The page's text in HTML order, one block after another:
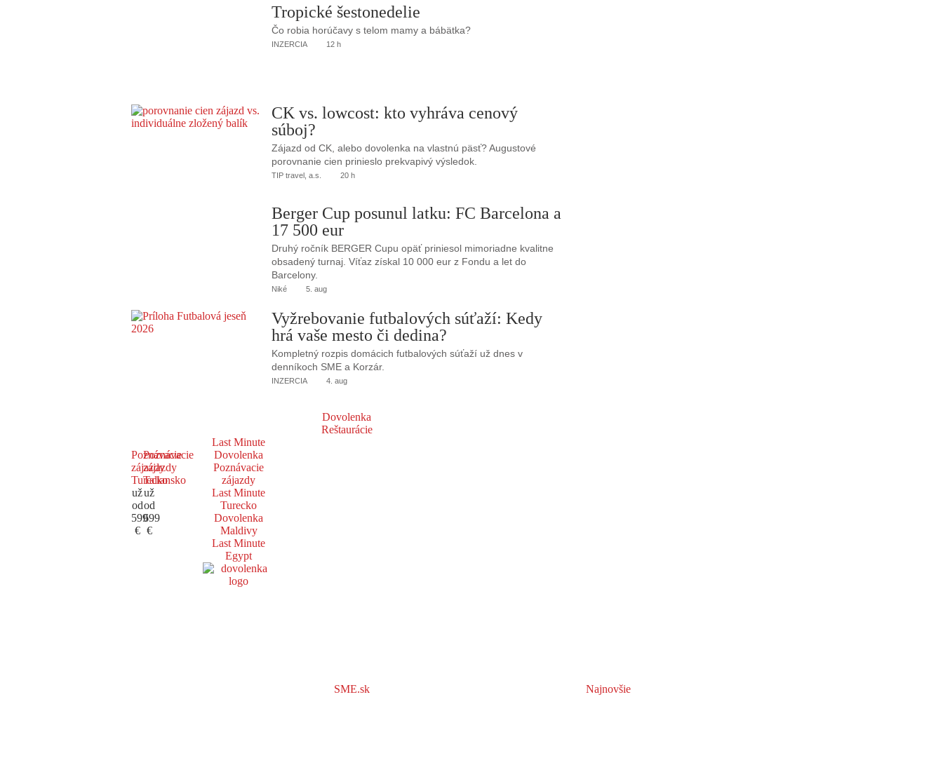
Tropické šestonedelie
Čo robia horúčavy s telom mamy a bábätka?
INZERCIA 12 h
CK vs. lowcost: kto vyhráva cenový
súboj?
Zájazd od CK, alebo dovolenka na vlastnú päsť? Augustové
porovnanie cien prinieslo prekvapivý výsledok.
TIP travel, a.s. 20 h
Berger Cup posunul latku: FC Barcelona a
17 500 eur
Druhý ročník BERGER Cupu opäť priniesol mimoriadne kvalitne
obsadený turnaj. Víťaz získal 10 000 eur z Fondu a let do
Barcelony.
Niké 5. aug
Vyžrebovanie futbalových súťaží: Kedy
hrá vaše mesto či dedina?
Kompletný rozpis domácich futbalových súťaží už dnes v
denníkoch SME a Korzár.
INZERCIA 4. aug
Dovolenka
Reštaurácie
Poznávacie
zájazdy
Turecko
už
od
599
€
Poznávacie
zájazdy
Taliansko
už
od
699
€
Last Minute
Dovolenka
Poznávacie
zájazdy
Last Minute
Turecko
Dovolenka
Maldivy
Last Minute
Egypt
SME.sk Najnovšie